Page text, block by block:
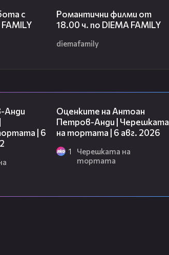
с
Романтични филми от
18.00 ч. по DIEMA FAMILY
diemafamily
Анди
| 6
Оценките на Антоан
Петров-Анди | Черешката
на тортата | 6 авг. 2026
1
Черешката на
тортата